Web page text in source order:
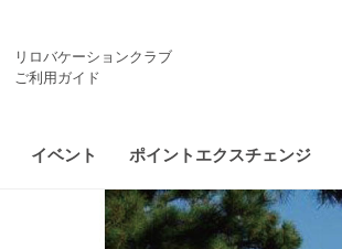
リロバケーションクラブ
ご利用ガイド
イベント ポイントエクスチェンジ